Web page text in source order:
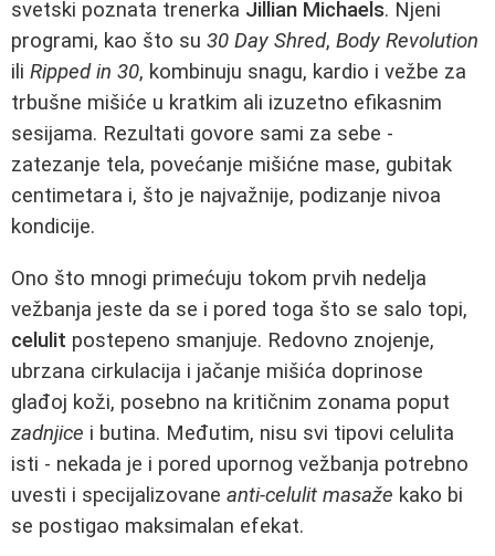
svetski poznata trenerka Jillian Michaels. Njeni
programi, kao što su 30 Day Shred, Body Revolution
ili Ripped in 30, kombinuju snagu, kardio i vežbe za
trbušne mišiće u kratkim ali izuzetno efikasnim
sesijama. Rezultati govore sami za sebe -
zatezanje tela, povećanje mišićne mase, gubitak
centimetara i, što je najvažnije, podizanje nivoa
kondicije.
Ono što mnogi primećuju tokom prvih nedelja
vežbanja jeste da se i pored toga što se salo topi,
celulit postepeno smanjuje. Redovno znojenje,
ubrzana cirkulacija i jačanje mišića doprinose
glađoj koži, posebno na kritičnim zonama poput
zadnjice i butina. Međutim, nisu svi tipovi celulita
isti - nekada je i pored upornog vežbanja potrebno
uvesti i specijalizovane anti-celulit masaže kako bi
se postigao maksimalan efekat.